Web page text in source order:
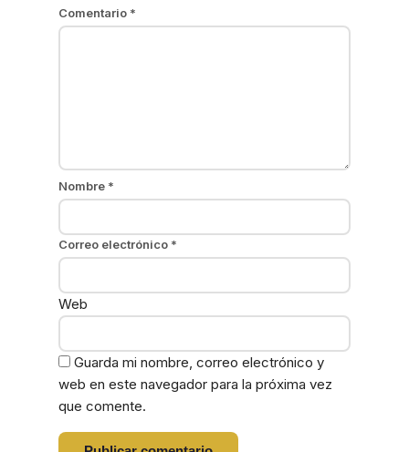
Comentario *
Nombre *
Correo electrónico *
Web
Guarda mi nombre, correo electrónico y
web en este navegador para la próxima vez
que comente.